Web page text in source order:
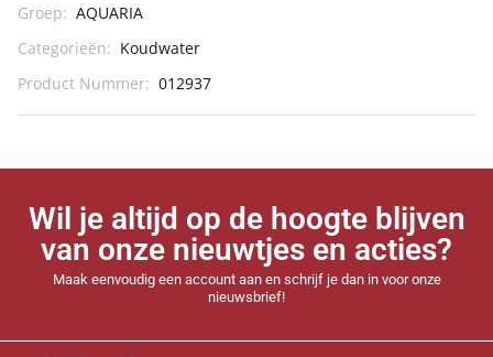
Groep: AQUARIA
Categorieën: Koudwater
Product Nummer: 012937
Wil je altijd op de hoogte blijven
van onze nieuwtjes en acties?
Maak eenvoudig een account aan en schrijf je dan in voor onze
nieuwsbrief!